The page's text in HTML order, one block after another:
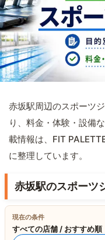
赤坂駅周辺のスポーツ
り、料金・体験・設備
載情報は、FIT
に整理しています。
赤坂駅のスポーツ
現在の条件
すべての店舗 / おすすめ順